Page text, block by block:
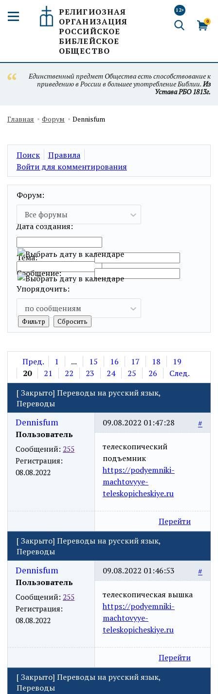
РЕЛИГИОЗНАЯ
ОРГАНИЗАЦИЯ
РОССИЙСКОЕ
БИБЛЕЙСКОЕ
ОБЩЕСТВО
12+
0
Единственный предмет Общества есть способствование к
приведению в России в большее употребление Библии.Из
Устава РБО 1813г.
Главная Форум Dennisfum
Поиск
Правила
Войти для комментирования
Форум:
Все форумы
Дата создания:
…
Тема:
Сообщение:
Упорядочить:
по сообщениям
Пред. 1 ... 15 16 17 18
19
20
21 22 23 24 25 26
След.
[Закрыто] Переводы на русский язык,
Переводы
Dennisfum
Пользователь
Сообщений: 255
Регистрация:
08.08.2022
#
09.08.2022 01:47:28
телескопический
подъемник
https://podyemniki-
machtovyye-
teleskopicheskiye.ru
Перейти
[Закрыто] Переводы на русский язык,
Переводы
Dennisfum
Пользователь
Сообщений: 255
Регистрация:
08.08.2022
#
09.08.2022 01:46:53
телескопическая вышка
https://podyemniki-
machtovyye-
teleskopicheskiye.ru
Перейти
[Закрыто] Переводы на русский язык,
Переводы